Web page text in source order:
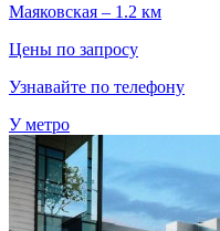
Маяковская – 1.2 км
Цены по запросу
Узнавайте по телефону
У метро